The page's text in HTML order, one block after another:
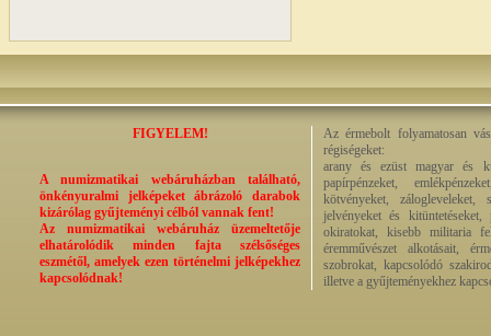
FIGYELEM!
A numizmatikai webáruházban található,
önkényuralmi jelképeket ábrázoló darabok
kizárólag gyűjteményi célból vannak fent!
Az numizmatikai webáruház üzemeltetője
elhatárolódik minden fajta szélsőséges
eszmétől, amelyek ezen történelmi jelképekhez
kapcsolódnak!
Az érmebolt folyamatosan
régiségeket:
arany és ezüst magyar és
papírpénzeket,
kötvényeket,
jelvényeket és kitüntetéseket,
okiratokat, kisebb militaria
éremművészet alkotásait,
szobrokat, kapcsolódó
illetve a gyűjteményekhez